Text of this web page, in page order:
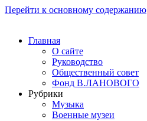
Перейти к основному содержанию
Главная
О сайте
Руководство
Общественный совет
Фонд В.ЛАНОВОГО
Рубрики
Музыка
Военные музеи